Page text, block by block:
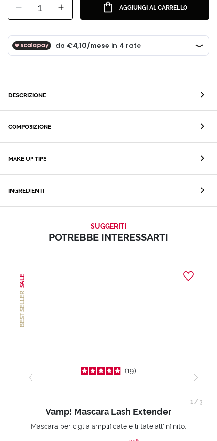
1 AGGIUNGI AL CARRELLO
DESCRIZIONE
COMPOSIZIONE
MAKE UP TIPS
INGREDIENTI
SUGGERITI
POTREBBE INTERESSARTI
BEST SELLER
SALE
19
Vamp! Mascara Lash Extender
Mascara per ciglia amplificate e liftate all’infinito.
1/ 3